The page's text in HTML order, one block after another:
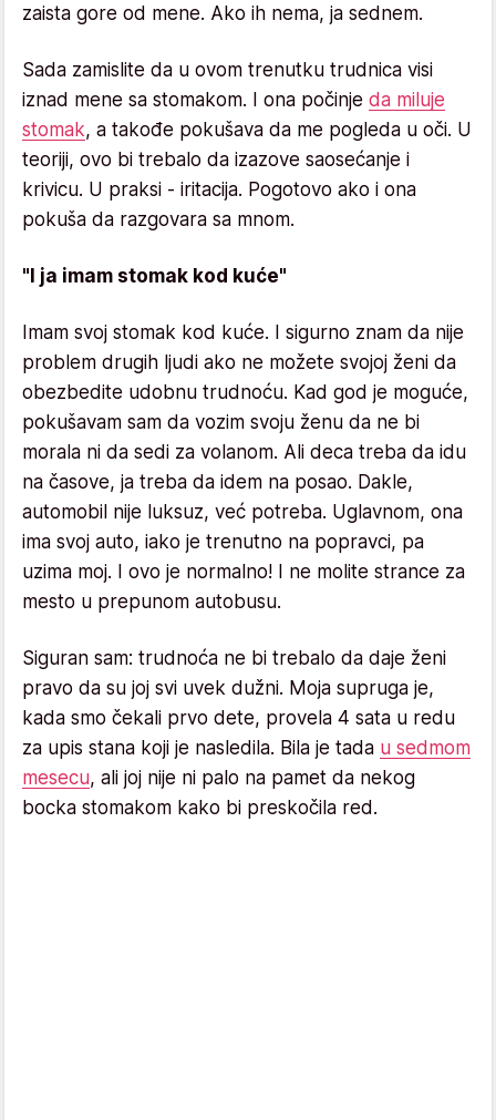
zaista gore od mene. Ako ih nema, ja sednem.
Sada zamislite da u ovom trenutku trudnica visi
iznad mene sa stomakom. I ona počinje da miluje
stomak, a takođe pokušava da me pogleda u oči. U
teoriji, ovo bi trebalo da izazove saosećanje i
krivicu. U praksi - iritacija. Pogotovo ako i ona
pokuša da razgovara sa mnom.
"I ja imam stomak kod kuće"
Imam svoj stomak kod kuće. I sigurno znam da nije
problem drugih ljudi ako ne možete svojoj ženi da
obezbedite udobnu trudnoću. Kad god je moguće,
pokušavam sam da vozim svoju ženu da ne bi
morala ni da sedi za volanom. Ali deca treba da idu
na časove, ja treba da idem na posao. Dakle,
automobil nije luksuz, već potreba. Uglavnom, ona
ima svoj auto, iako je trenutno na popravci, pa
uzima moj. I ovo je normalno! I ne molite strance za
mesto u prepunom autobusu.
Siguran sam: trudnoća ne bi trebalo da daje ženi
pravo da su joj svi uvek dužni. Moja supruga je,
kada smo čekali prvo dete, provela 4 sata u redu
za upis stana koji je nasledila. Bila je tada u sedmom
mesecu, ali joj nije ni palo na pamet da nekog
bocka stomakom kako bi preskočila red.